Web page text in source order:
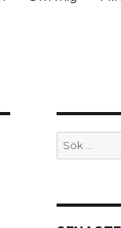
Sök
efter: